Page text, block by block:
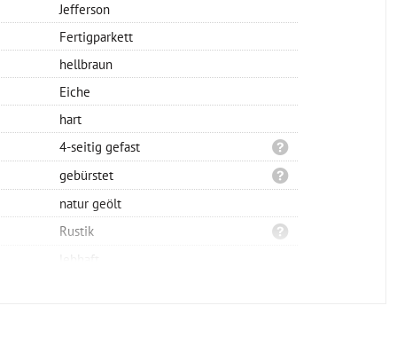
Jefferson
Fertigparkett
hellbraun
Eiche
hart
4-seitig gefast
gebürstet
natur geölt
Rustik
lebhaft